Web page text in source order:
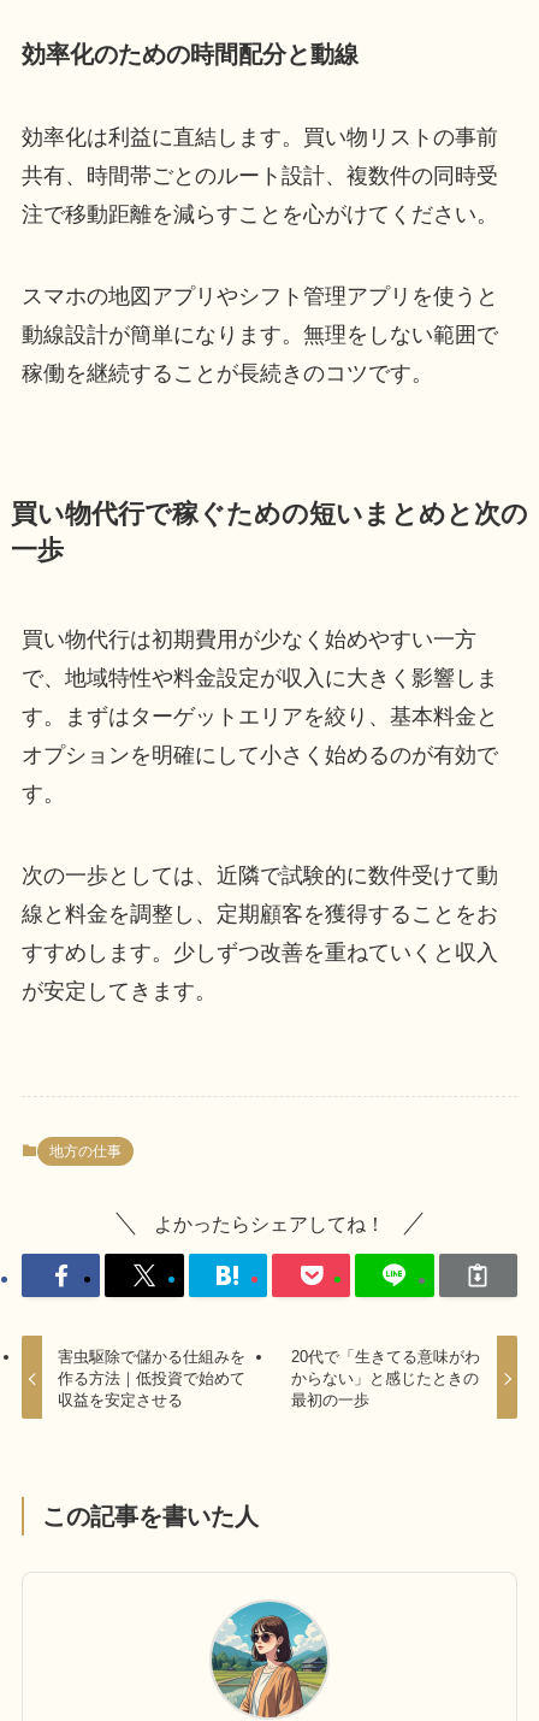
効率化のための時間配分と動線
効率化は利益に直結します。買い物リストの事前
共有、時間帯ごとのルート設計、複数件の同時受
注で移動距離を減らすことを心がけてください。
スマホの地図アプリやシフト管理アプリを使うと
動線設計が簡単になります。無理をしない範囲で
稼働を継続することが長続きのコツです。
買い物代行で稼ぐための短いまとめと次の
一歩
買い物代行は初期費用が少なく始めやすい一方
で、地域特性や料金設定が収入に大きく影響しま
す。まずはターゲットエリアを絞り、基本料金と
オプションを明確にして小さく始めるのが有効で
す。
次の一歩としては、近隣で試験的に数件受けて動
線と料金を調整し、定期顧客を獲得することをお
すすめします。少しずつ改善を重ねていくと収入
が安定してきます。
地方の仕事
よかったらシェアしてね！
害虫駆除で儲かる仕組みを
作る方法｜低投資で始めて
収益を安定させる
20代で「生きてる意味がわ
からない」と感じたときの
最初の一歩
この記事を書いた人